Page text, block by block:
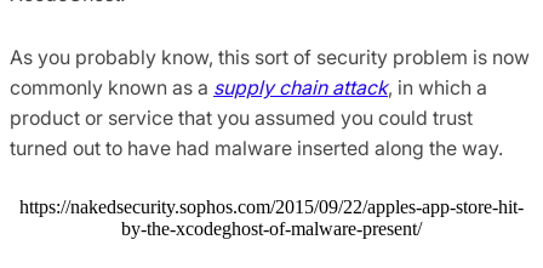
As you probably know, this sort of security problem is now
commonly known as a supply chain attack, in which a
product or service that you assumed you could trust
turned out to have had malware inserted along the way.
https://nakedsecurity.sophos.com/2015/09/22/apples-app-store-hit-
by-the-xcodeghost-of-malware-present/